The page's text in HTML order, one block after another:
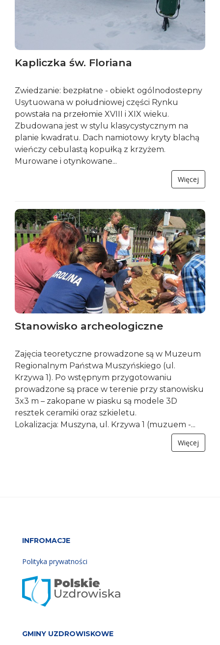
Kapliczka św. Floriana
Zwiedzanie: bezpłatne - obiekt ogólnodostepny
Usytuowana w południowej części Rynku
powstała na przełomie XVIII i XIX wieku.
Zbudowana jest w stylu klasycystycznym na
planie kwadratu. Dach namiotowy kryty blachą
wieńczy cebulastą kopułką z krzyżem.
Murowane i otynkowane...
Więcej
Stanowisko archeologiczne
Zajęcia teoretyczne prowadzone są w Muzeum
Regionalnym Państwa Muszyńskiego (ul.
Krzywa 1). Po wstępnym przygotowaniu
prowadzone są prace w terenie przy stanowisku
3x3 m – zakopane w piasku są modele 3D
resztek ceramiki oraz szkieletu.
Lokalizacja: Muszyna, ul. Krzywa 1 (muzuem -...
Więcej
INFROMACJE
Polityka prywatności
GMINY UZDROWISKOWE